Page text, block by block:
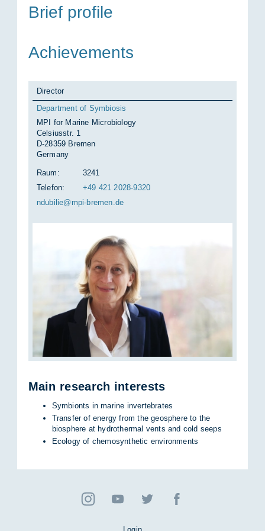
Brief pro­fi­le
Achie­ve­ments
Director
Department of Symbiosis
MPI for Marine Microbiology
Celsiusstr. 1
D-28359 Bremen
Germany
Raum:
3241
Telefon:
+49 421 2028-9320
ndu­bi­lie@mpi-bre­men.de
Main re­se­arch in­te­rests
Symbionts in marine invertebrates
Transfer of energy from the geosphere to the
biosphere at hydrothermal vents and cold seeps
Ecology of chemosynthetic environments